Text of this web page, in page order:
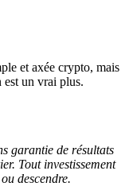
et axée crypto, mais
est un vrai plus.
garantie de résultats
Tout investissement
descendre.